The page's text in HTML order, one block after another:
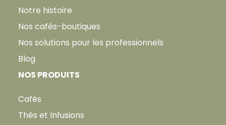
Notre histoire
Nos cafés-boutiques
Nos solutions pour les professionnels
Blog
NOS PRODUITS
Cafés
Thés et Infusions